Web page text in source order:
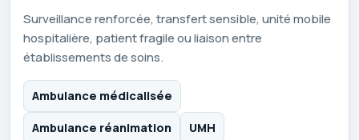
Surveillance renforcée, transfert sensible, unité mobile
hospitalière, patient fragile ou liaison entre
établissements de soins.
Ambulance médicalisée
Ambulance réanimation UMH